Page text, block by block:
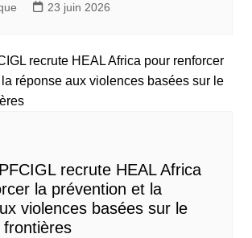
23 juin 2026
recrute HEAL Africa
la prévention et la
violences basées sur le